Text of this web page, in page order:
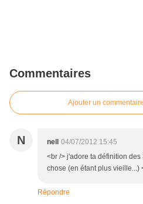
Commentaires
Ajouter un commentaire
N nell
04/07/2012 15:45
<br /> j'adore ta définition
chose (en étant plus vieille...)
Répondre